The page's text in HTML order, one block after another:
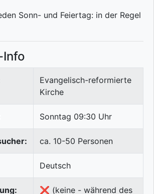
Sonn- und Feiertag: in der Regel
Info
Evangelisch-reformierte
Kirche
Sonntag 09:30 Uhr
ca. 10-50 Personen
Deutsch
❌ (keine - während des